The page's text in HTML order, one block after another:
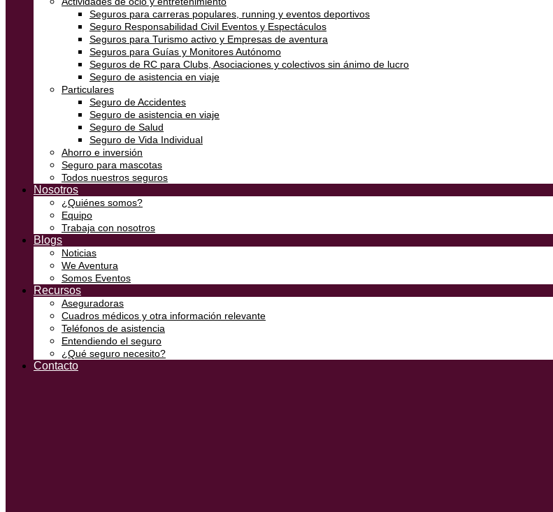
Seguros para carreras populares, running y eventos deportivos
Seguro Responsabilidad Civil Eventos y Espectáculos
Seguros para Turismo activo y Empresas de aventura
Seguros para Guías y Monitores Autónomo
Seguros de RC para Clubs, Asociaciones y colectivos sin ánimo de lucro
Seguro de asistencia en viaje
Particulares
Seguro de Accidentes
Seguro de asistencia en viaje
Seguro de Salud
Seguro de Vida Individual
Ahorro e inversión
Seguro para mascotas
Todos nuestros seguros
Nosotros
¿Quiénes somos?
Equipo
Trabaja con nosotros
Blogs
Noticias
We Aventura
Somos Eventos
Recursos
Aseguradoras
Cuadros médicos y otra información relevante
Teléfonos de asistencia
Entendiendo el seguro
¿Qué seguro necesito?
Contacto